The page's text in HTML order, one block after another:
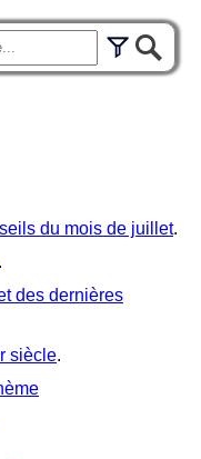
du mois de juillet.
.
des dernières
siècle.